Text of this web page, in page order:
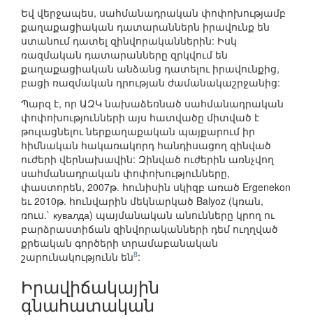
Եվ վերջապես, սահմանադրական փոփոխությամբ
քաղաքացիական դատարաններն իրավունք են
ստանում դատել զինվորականներին: Իսկ
ռազմական դատարանները զրկվում են
քաղաքացիական անձանց դատելու իրավունքից,
բացի ռազմական դրության ժամանակաշրջանից:
Պարզ է, որ ԱԶԿ նախաձեռնած սահմանադրական
փոփոխությունների այս հատվածը միտված է
թուլացնելու ներքաղաքական պայքարում իր
հիմնական հակառակորդ հանդիսացող զինված
ուժերի վերնախավին: Զինված ուժերին առնչվող
սահմանադրական փոփոխությունները,
փաստորեն, 2007թ. հունիսին սկիզբ առած Ergenekon
եւ 2010թ. հունվարին մեկնարկած Balyoz (կռան,
ռուս.` кувалда) պայմանական անունները կրող ու
բարձրաստիճան զինվորականների դեմ ուղղված
քրեական գործերի տրամաբանական
շարունակությունն են8:
Իրավիճակային
գնահատական